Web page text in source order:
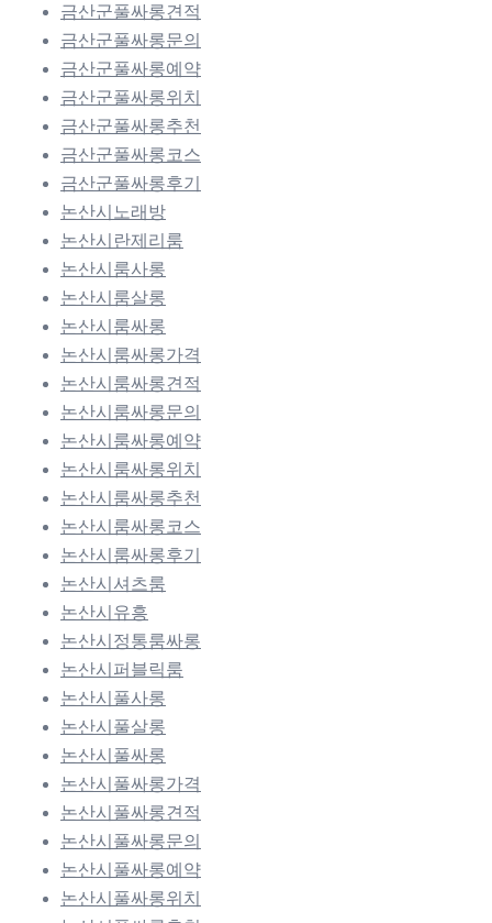
금산군풀싸롱견적
금산군풀싸롱문의
금산군풀싸롱예약
금산군풀싸롱위치
금산군풀싸롱추천
금산군풀싸롱코스
금산군풀싸롱후기
논산시노래방
논산시란제리룸
논산시룸사롱
논산시룸살롱
논산시룸싸롱
논산시룸싸롱가격
논산시룸싸롱견적
논산시룸싸롱문의
논산시룸싸롱예약
논산시룸싸롱위치
논산시룸싸롱추천
논산시룸싸롱코스
논산시룸싸롱후기
논산시셔츠룸
논산시유흥
논산시정통룸싸롱
논산시퍼블릭룸
논산시풀사롱
논산시풀살롱
논산시풀싸롱
논산시풀싸롱가격
논산시풀싸롱견적
논산시풀싸롱문의
논산시풀싸롱예약
논산시풀싸롱위치